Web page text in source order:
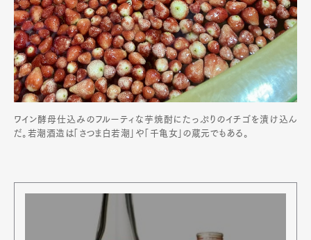
ワイン酵母仕込みのフルーティな芋焼酎にたっぷりのイチゴを漬け込ん
だ。若潮酒造は「さつま白若潮」や「千亀女」の蔵元でもある。